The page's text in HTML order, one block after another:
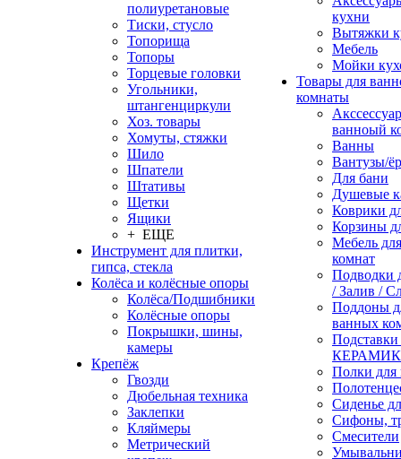
полиуретановые
Тиски, стусло
Топорища
Топоры
Торцевые головки
Угольники,
штангенциркули
Хоз. товары
Хомуты, стяжки
Шило
Шпатели
Штативы
Щетки
Ящики
+ ЕЩЕ
Инструмент для плитки,
гипса, стекла
Колёса и колёсные опоры
Колёса/Подшибники
Колёсные опоры
Покрышки, шины,
камеры
Крепёж
Гвозди
Дюбельная техника
Заклепки
Кляймеры
Метрический
кухни
Вытяжки
Мебель
Мойки
Товары для
комнаты
ванноый
Ванны
Вантузы/
Для бани
Душевые
Коврики
Корзины
Мебель
комнат
Подводки
/ Залив /
Поддоны
ванных
Полки для
Сиденье
Сифоны,
Смесители